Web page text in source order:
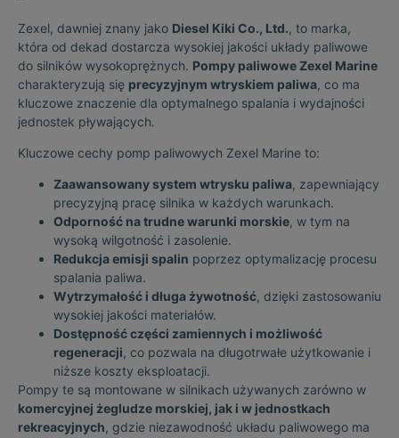
Zexel, dawniej znany jako Diesel Kiki Co., Ltd., to marka,
która od dekad dostarcza wysokiej jakości układy paliwowe
do silników wysokoprężnych. Pompy paliwowe Zexel Marine
charakteryzują się precyzyjnym wtryskiem paliwa, co ma
kluczowe znaczenie dla optymalnego spalania i wydajności
jednostek pływających.
Kluczowe cechy pomp paliwowych Zexel Marine to:
Zaawansowany system wtrysku paliwa, zapewniający
precyzyjną pracę silnika w każdych warunkach.
Odporność na trudne warunki morskie, w tym na
wysoką wilgotność i zasolenie.
Redukcja emisji spalin poprzez optymalizację procesu
spalania paliwa.
Wytrzymałość i długa żywotność, dzięki zastosowaniu
wysokiej jakości materiałów.
Dostępność części zamiennych i możliwość
regeneracji, co pozwala na długotrwałe użytkowanie i
niższe koszty eksploatacji.
Pompy te są montowane w silnikach używanych zarówno w
komercyjnej żegludze morskiej, jak i w jednostkach
rekreacyjnych, gdzie niezawodność układu paliwowego ma